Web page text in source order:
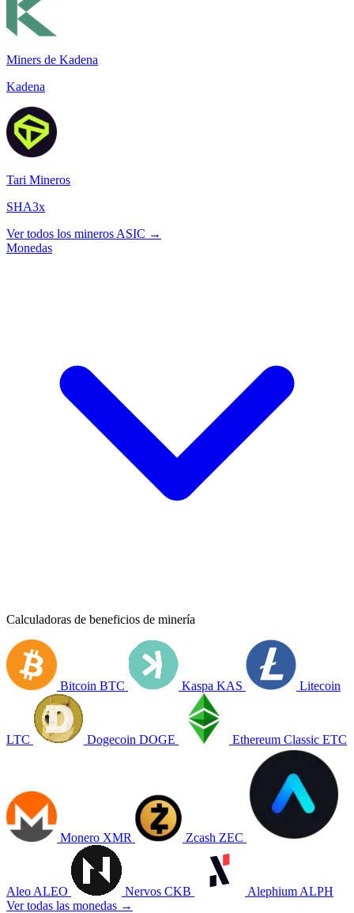
Miners de Kadena
Kadena
Tari Mineros
SHA3x
Ver todos los mineros ASIC →
Monedas
Calculadoras de beneficios de minería
Bitcoin BTC Kaspa KAS Litecoin
LTC Dogecoin DOGE Ethereum Classic ETC
Monero XMR Zcash ZEC
Aleo ALEO Nervos CKB Alephium ALPH
Ver todas las monedas →